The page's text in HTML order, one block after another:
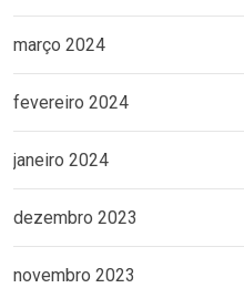
março 2024
fevereiro 2024
janeiro 2024
dezembro 2023
novembro 2023